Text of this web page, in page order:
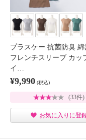
プラスケー 抗菌防臭 綿
フレンチスリーブ カッ
イ…
¥9,990 (税込)
(33件)
お気に入りに登